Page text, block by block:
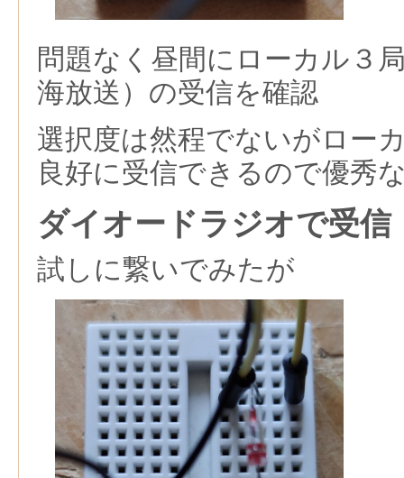
問題なく昼間にローカル３
海放送）の受信を確認
選択度は然程でないがロー
良好に受信できるので優秀
ダイオードラジオで受信
試しに繋いでみたが